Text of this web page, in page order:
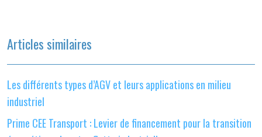
Articles similaires
Les différents types d’AGV et leurs applications en milieu
industriel
Prime CEE Transport : Levier de financement pour la transition